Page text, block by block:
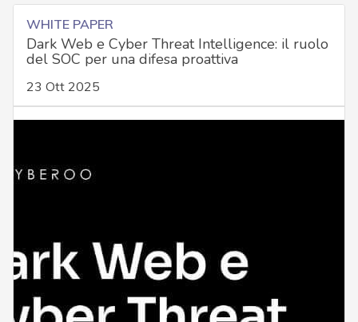
WHITE PAPER
Dark Web e Cyber Threat Intelligence: il ruolo
del SOC per una difesa proattiva
23 Ott 2025